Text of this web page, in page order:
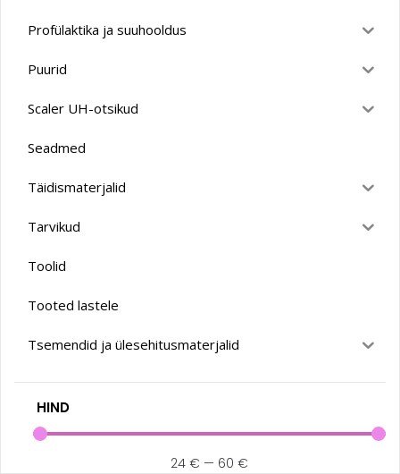
Profülaktika ja suuhooldus
Puurid
Scaler UH-otsikud
Seadmed
Täidismaterjalid
Tarvikud
Toolid
Tooted lastele
Tsemendid ja ülesehitusmaterjalid
HIND
24€ — 60 €